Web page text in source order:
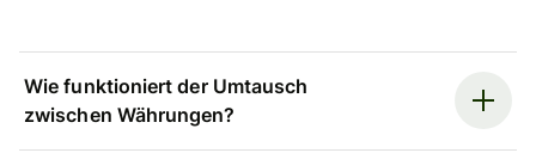
Wie funktioniert der Umtausch
zwischen Währungen?